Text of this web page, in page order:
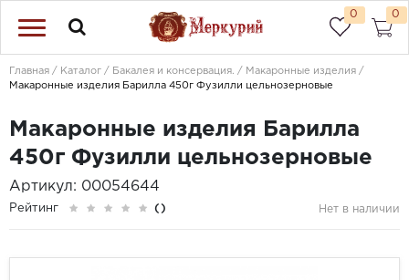
0 0
Главная Каталог Бакалея и консервация.
Макаронные изделия
Макаронные изделия Барилла 450г Фузилли цельнозерновые
Макаронные изделия Барилла
450г Фузилли цельнозерновые
Артикул: 00054644
Рейтинг () Нет в наличии